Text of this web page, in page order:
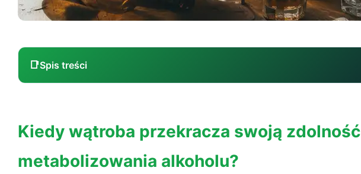
📑Spis treści
Mechanizm przeciążenia wątroby i pierwsze sygnały
Natychmiastowe skutki przeciążenia wątroby alkoholem
Kiedy wątroba przekracza swoją zdolność
metabolizowania alkoholu?